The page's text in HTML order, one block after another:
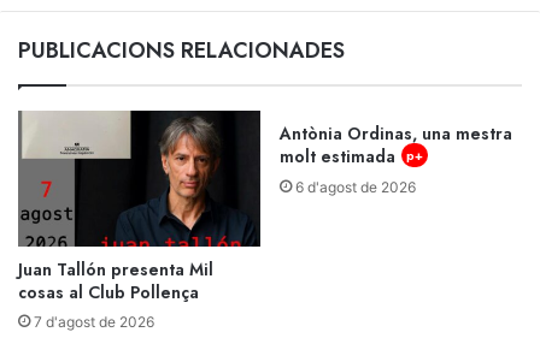
PUBLICACIONS RELACIONADES
Juan Tallón presenta Mil
cosas al Club Pollença
7 d'agost de 2026
Antònia Ordinas, una mestra
molt estimada
p+
6 d'agost de 2026